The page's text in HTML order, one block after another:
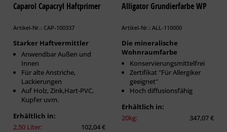
Caparol Capacryl Haftprimer
Artikel-Nr.: CAP-100337
Starker Haftvermittler
Anwendbar Außen und
Innen
Für alte Anstriche,
Lackierungen
Auf Holz, Zink,Hart-PVC,
Kupfer uvm.
Erhältlich in:
2,50 Liter:
102,04 €
Alligator Grundierfarbe WP
Artikel-Nr.: ALL-110000
Die mineralische
Wohnraumfarbe
Konservierungsmittelfrei
Zertifikat "Für Allergiker
geeignet"
Hoch diffusionsfähig
Erhältlich in:
20kg:
347,07 €